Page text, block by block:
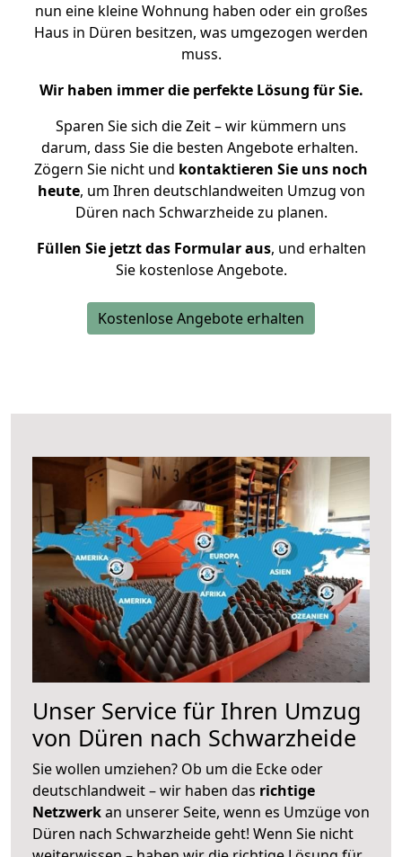
nun eine kleine Wohnung haben oder ein großes
Haus in Düren besitzen, was umgezogen werden
muss.
Wir haben immer die perfekte Lösung für Sie.
Sparen Sie sich die Zeit – wir kümmern uns
darum, dass Sie die besten Angebote erhalten.
Zögern Sie nicht und kontaktieren Sie uns noch
heute, um Ihren deutschlandweiten Umzug von
Düren nach Schwarzheide zu planen.
Füllen Sie jetzt das Formular aus, und erhalten
Sie kostenlose Angebote.
Kostenlose Angebote erhalten
Unser Service für Ihren Umzug
von Düren nach Schwarzheide
Sie wollen umziehen? Ob um die Ecke oder
deutschlandweit – wir haben das richtige
Netzwerkan unserer Seite, wenn es Umzüge von
Düren nach Schwarzheide geht! Wenn Sie nicht